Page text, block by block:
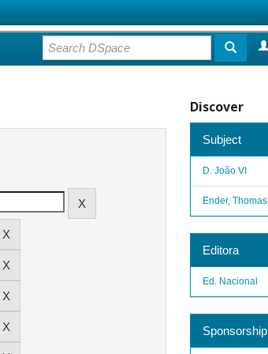
Discover
Subject
D. João VI
Ender, Thomas
Editora
Ed. Nacional
Sponsorship